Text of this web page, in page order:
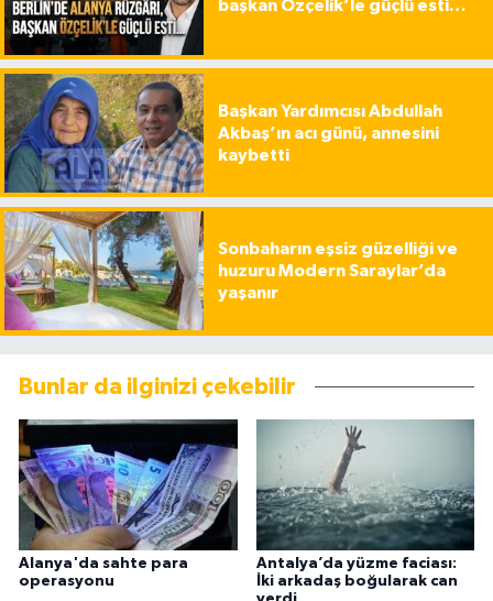
başkan Özçelik’le güçlü esti…
Başkan Yardımcısı Abdullah
Akbaş’ın acı günü, annesini
kaybetti
Sonbaharın eşsiz güzelliği ve
huzuru Modern Saraylar’da
yaşanır
Bunlar da ilginizi çekebilir
Alanya'da sahte para
operasyonu
Antalya’da yüzme faciası:
İki arkadaş boğularak can